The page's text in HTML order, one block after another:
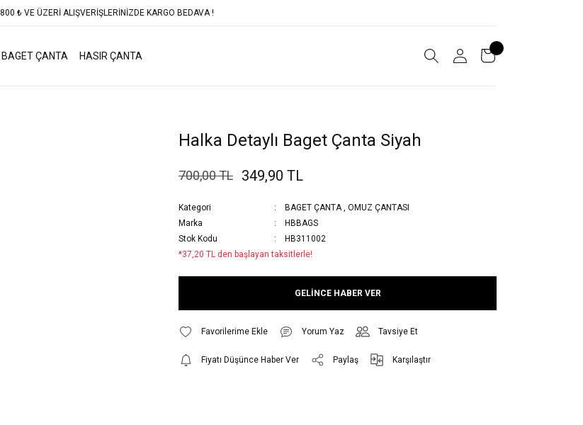
800 ₺ VE ÜZERİ ALIŞVERİŞLERİNİZDE KARGO BEDAVA !
BAGET ÇANTA HASIR ÇANTA
Halka Detaylı Baget Çanta Siyah
700,00 TL 349,90 TL
Kategori BAGET ÇANTA , OMUZ ÇANTASI
Marka
HBBAGS
Stok Kodu
HB311002
*37,20 TL den başlayan taksitlerle!
GELİNCE HABER VER
Yorum Yaz Tavsiye Et
Fiyatı Düşünce Haber Ver Paylaş Karşılaştır